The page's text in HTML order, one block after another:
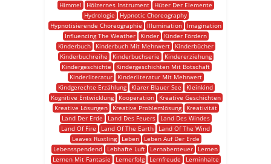
Himmel
Hölzernes Instrument
Hüter Der Elemente
Hydrologie
Hypnotic Choreography
Hypnotisierende Choreographie
Illumination
Imagination
Influencing The Weather
Kinder
Kinder Fördern
Kinderbuch
Kinderbuch Mit Mehrwert
Kinderbücher
Kinderbuchreihe
Kinderbuchserie
Kindererziehung
Kindergeschichte
Kindergeschichten Mit Botschaft
Kinderliteratur
Kinderliteratur Mit Mehrwert
Kindgerechte Erzählung
Klarer Blauer See
Kleinkind
Kognitive Entwicklung
Kooperation
Kreative Geschichten
Kreative Lösungen
Kreative Problemlösung
Kreativität
Land Der Erde
Land Des Feuers
Land Des Windes
Land Of Fire
Land Of The Earth
Land Of The Wind
Leaves Rustling
Leben
Leben Auf Der Erde
Lebensspendend
Lebhafte Luft Lernabenteuer
Lernen
Lernen Mit Fantasie
Lernerfolg Lernfreude
Lerninhalte